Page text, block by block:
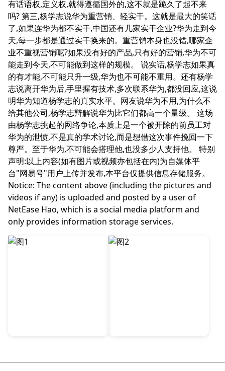
有话语权,定义权,就得遵循国外的,这不就是跪久了起不来
吗? 第三,杨学志说华为重营销、轻实干。这就是最大的笑话
了,如果连华为都不实干,中国还有几家实干企业?华为走到今
天,每一步都是通过实干换来的。重营销本身也没错,哪家企
业不重视营销呢?如果没有好的产品,只有好的营销,华为不可
能走到今天,不可能做到这样的规模。 说实话,杨学志如果真
的有才能,不可能只升一级,华为也不可能不重用。还有杨学
志说离开华为后,手里握有技术,多次联系华为,都没回应,这说
明华为知道杨学志的真实水平。网友说华为不用,为什么不
给其他公司,杨学志辩解说华为比它们都高一个量级。 这场
由杨学志挑起的网络争论,本质上是一个被开除的前员工对
华为的泄愤,不是真的学术讨论,而是想借这次事件挽回一下
尊严。至于华为,不可能会搭理他,也没多少人支持他。 特别
声明:以上内容(如有图片或视频亦包括在内)为自媒体平
台"网易号"用户上传并发布,本平台仅提供信息存储服务。
Notice: The content above (including the pictures and
videos if any) is uploaded and posted by a user of
NetEase Hao, which is a social media platform and
only provides information storage services.